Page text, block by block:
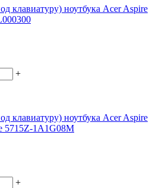
клавиатуру) ноутбука Acer Aspire
+
клавиатуру) ноутбука Acer Aspire
5715Z-1A1G08M
+